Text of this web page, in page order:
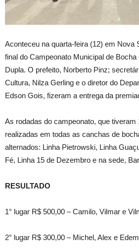
Aconteceu na quarta-feira (12) em Nova
final do Campeonato Municipal de
Dupla. O prefeito, Norberto Pinz;
Cultura, Nilza Gerling e o diretor do
Edson Gois, fizeram a entrega da
As rodadas do campeonato, que tiveram
realizadas em todas as canchas de
alternados: Linha Pietrowski, Linha
Fé, Linha 15 de Dezembro e na sede,
RESULTADO
1° lugar R$ 500,00 – Camilo, Vilmar e
2° lugar R$ 300,00 – Michel, Alex e